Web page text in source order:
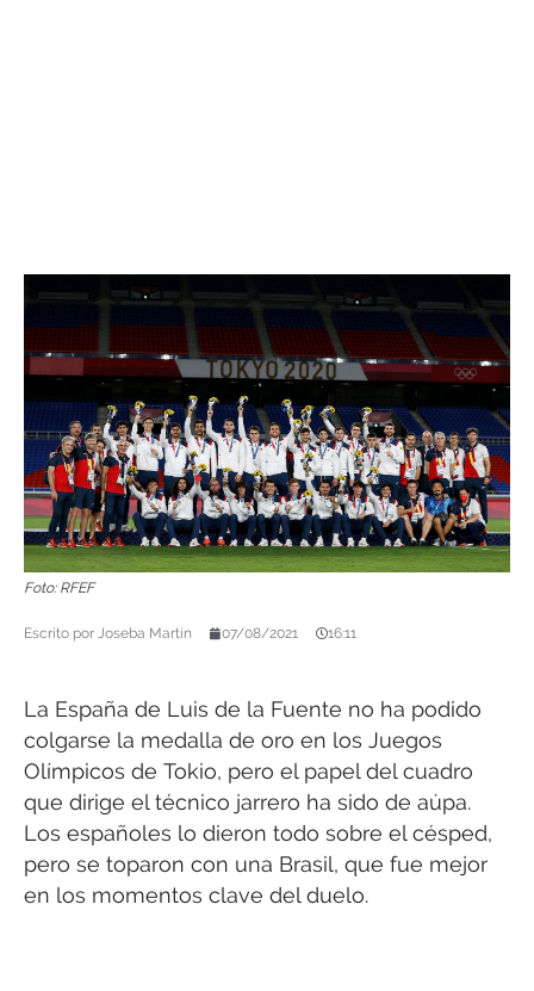
Foto: RFEF
Escrito por Joseba Martín 07/08/2021 16:11
La España de Luis de la Fuente no ha podido
colgarse la medalla de oro en los Juegos
Olímpicos de Tokio, pero el papel del cuadro
que dirige el técnico jarrero ha sido de aúpa.
Los españoles lo dieron todo sobre el césped,
pero se toparon con una Brasil, que fue mejor
en los momentos clave del duelo.